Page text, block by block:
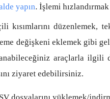
yapın. İşlemi
kısımlarını
değişkeni eklemek gibi
araçlarla ilgili
ziyaret edebilirsiniz.